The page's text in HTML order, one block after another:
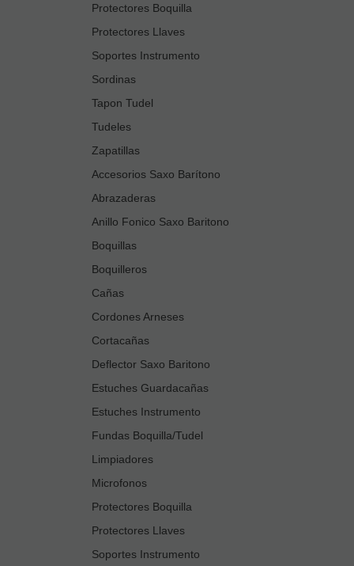
Protectores Boquilla
Protectores Llaves
Soportes Instrumento
Sordinas
Tapon Tudel
Tudeles
Zapatillas
Accesorios Saxo Barítono
Abrazaderas
Anillo Fonico Saxo Baritono
Boquillas
Boquilleros
Cañas
Cordones Arneses
Cortacañas
Deflector Saxo Baritono
Estuches Guardacañas
Estuches Instrumento
Fundas Boquilla/Tudel
Limpiadores
Microfonos
Protectores Boquilla
Protectores Llaves
Soportes Instrumento